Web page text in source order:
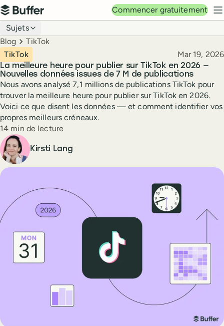
Navigation principale
Buffer
Commencer gratuitement
Navigation du blog
Sujets
Breadcrumbs
Blog TikTok
La meilleure heure pour publier sur TikTok en 2026 —
Nouvelles données issues de 7 M de publications
TikTok Publié le
Mar 19, 2026
Nous avons analysé 7,1 millions de publications TikTok pour
trouver la meilleure heure pour publier sur TikTok en 2026.
Voici ce que disent les données — et comment identifier vos
propres meilleurs créneaux.
Temps de lecture
14 min de lecture
Auteur
Kirsti Lang